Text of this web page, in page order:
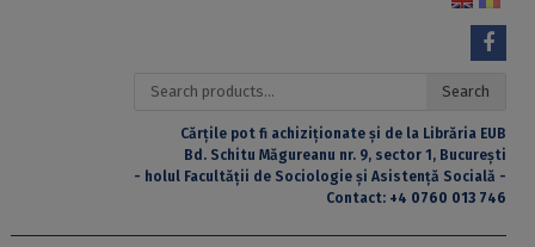
Search
Search
Cărțile pot fi achiziționate și de la Librăria EUB
Bd. Schitu Măgureanu nr. 9, sector 1, București
- holul Facultății de Sociologie și Asistență Socială -
Contact: +4 0760 013 746